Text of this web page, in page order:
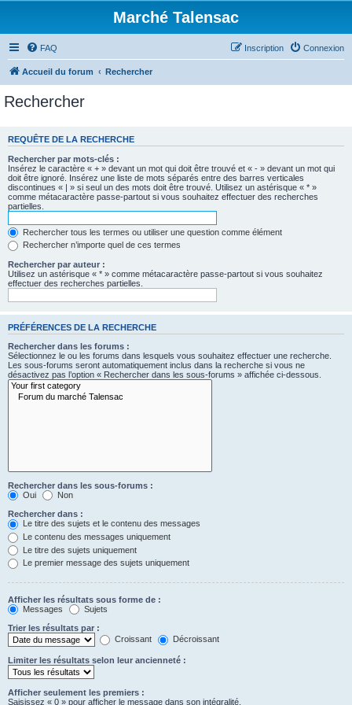
Marché Talensac
FAQ Connexion
Inscription
Accueil du forum Rechercher
Rechercher
REQUÊTE DE LA RECHERCHE
Rechercher par mots-clés :
Insérez le caractère « + » devant un mot qui doit être trouvé et « - » devant un mot qui
doit être ignoré. Insérez une liste de mots séparés entre des barres verticales
discontinues « | » si seul un des mots doit être trouvé. Utilisez un astérisque « * »
comme métacaractère passe-partout si vous souhaitez effectuer des recherches
partielles.
Rechercher tous les termes ou utiliser une question comme élément
Rechercher n’importe quel de ces termes
Rechercher par auteur :
Utilisez un astérisque « * » comme métacaractère passe-partout si vous souhaitez
effectuer des recherches partielles.
PRÉFÉRENCES DE LA RECHERCHE
Rechercher dans les forums :
Sélectionnez le ou les forums dans lesquels vous souhaitez effectuer une recherche.
Les sous-forums seront automatiquement inclus dans la recherche si vous ne
désactivez pas l’option « Rechercher dans les sous-forums » affichée ci-dessous.
Rechercher dans les sous-forums :
Oui
Non
Rechercher dans :
Le titre des sujets et le contenu des messages
Le contenu des messages uniquement
Le titre des sujets uniquement
Le premier message des sujets uniquement
Afficher les résultats sous forme de :
Messages
Sujets
Trier les résultats par :
Croissant
Décroissant
Limiter les résultats selon leur ancienneté :
Afficher seulement les premiers :
Saisissez « 0 » pour afficher le message dans son intégralité.